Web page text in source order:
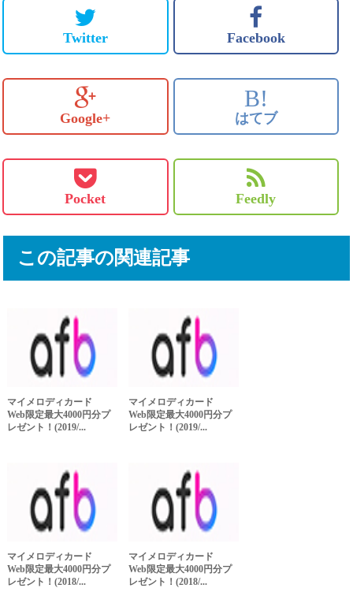
Twitter Facebook
Google+
B!
はてブ
Pocket Feedly
この記事の関連記事
マイメロディカード
Web限定最大4000円分プ
レゼント！(2019/...
マイメロディカード
Web限定最大4000円分プ
レゼント！(2019/...
マイメロディカード
Web限定最大4000円分プ
レゼント！(2018/...
マイメロディカード
Web限定最大4000円分プ
レゼント！(2018/...